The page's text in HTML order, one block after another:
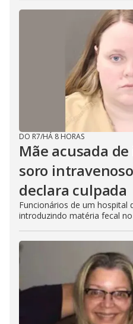
DO R7/HÁ 8 HORAS
Mãe acusada
soro
declara culpada
Funcionários de um hospital
introduzindo matéria fecal